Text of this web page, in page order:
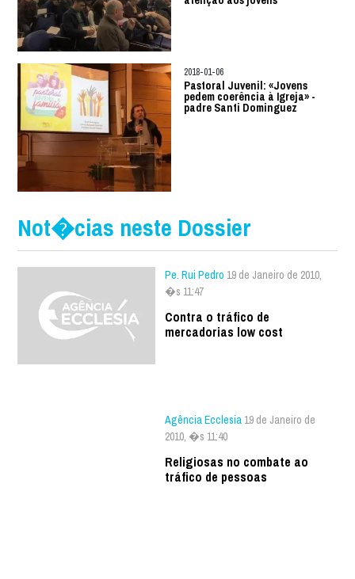
2018-01-06
Pastoral Juvenil: «Jovens
pedem coerência à Igreja» -
padre Santi Dominguez
Not�cias neste Dossier
Pe. Rui Pedro 19 de Janeiro de 2010,
�s 11:47
Contra o tráfico de
mercadorias low cost
Agência Ecclesia 19 de Janeiro de
2010, �s 11:40
Religiosas no combate ao
tráfico de pessoas